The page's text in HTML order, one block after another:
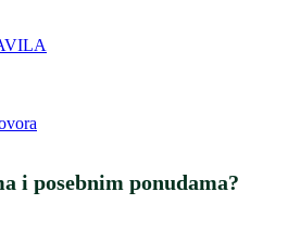
i posebnim ponudama?